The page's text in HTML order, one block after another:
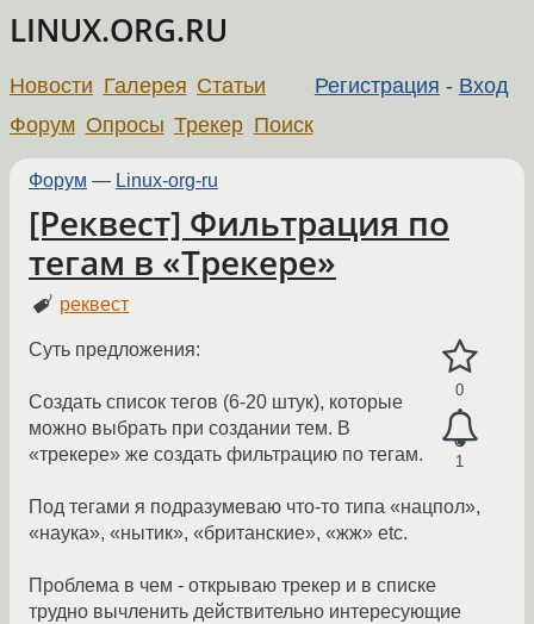
LINUX.ORG.RU
Регистрация - Вход
Новости Галерея Статьи
Форум Опросы Трекер Поиск
Форум — Linux-org-ru
[Реквест] Фильтрация по
тегам в «Трекере»
реквест
0
1
Суть предложения:
Создать список тегов (6-20 штук), которые
можно выбрать при создании тем. В
«трекере» же создать фильтрацию по тегам.
Под тегами я подразумеваю что-то типа «нацпол»,
«наука», «нытик», «британские», «жж» etc.
Проблема в чем - открываю трекер и в списке
трудно вычленить действительно интересующие